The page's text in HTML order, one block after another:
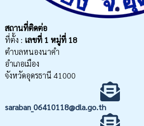
สถานที่ติดต่อ
ที่ตั้ง : เลขที่ 1 หมู่ที่ 18
ตำบลหนองนาคำ
อำเภอเมือง
จังหวัดอุดรธานี 41000
saraban_06410118@dla.go.th